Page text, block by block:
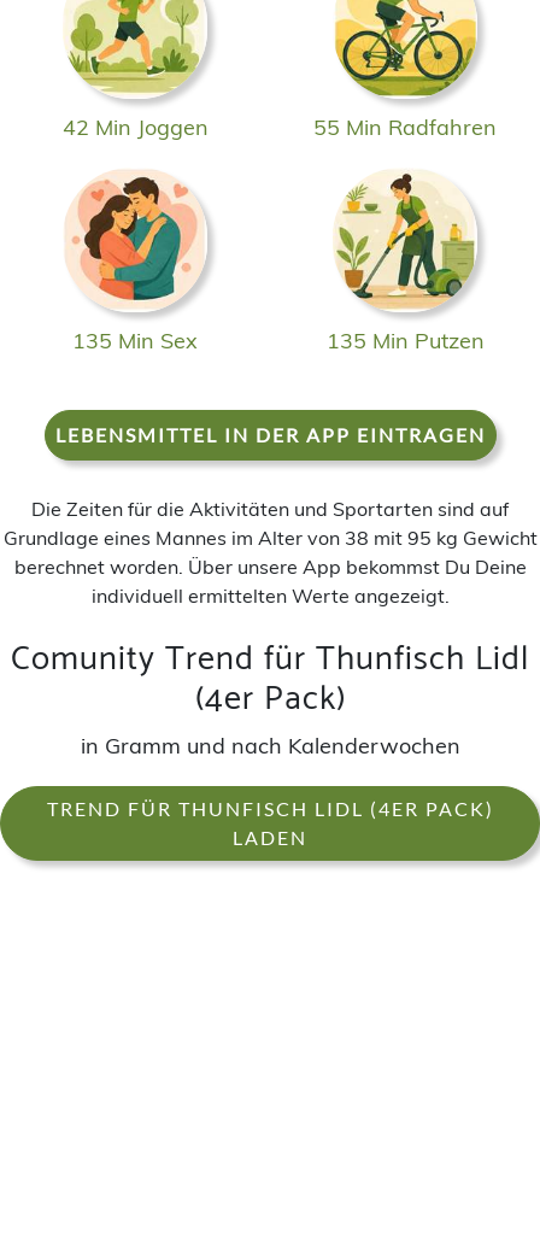
42 Min Joggen 55 Min Radfahren
135 Min Sex 135 Min Putzen
LEBENSMITTEL IN DER APP EINTRAGEN
Die Zeiten für die Aktivitäten und Sportarten sind auf
Grundlage eines Mannes im Alter von 38 mit 95 kg Gewicht
berechnet worden. Über unsere App bekommst Du Deine
individuell ermittelten Werte angezeigt.
Comunity Trend für Thunfisch Lidl
(4er Pack)
in Gramm und nach Kalenderwochen
TREND FÜR THUNFISCH LIDL (4ER PACK)
LADEN